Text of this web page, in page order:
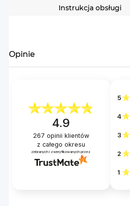
Instrukcja obsługi
Opinie
4.9
267 opinii klientów
z całego okresu
zebranych i zweryfikowanych przez
5
4
3
2
1